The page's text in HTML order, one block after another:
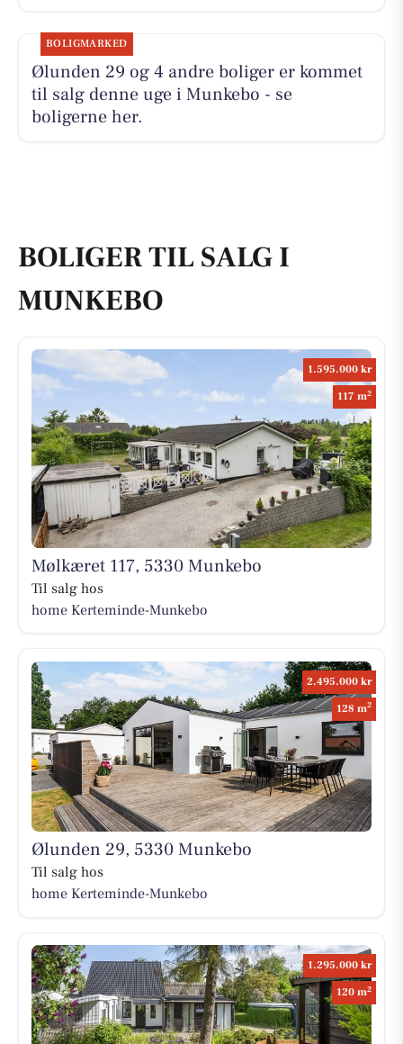
BOLIGMARKED
Ølunden 29 og 4 andre boliger er kommet
til salg denne uge i Munkebo - se
boligerne her.
BOLIGER TIL SALG I
MUNKEBO
1.595.000 kr
117 m2
Mølkæret 117, 5330 Munkebo
Til salg hos
home Kerteminde-Munkebo
2.495.000 kr
128 m2
Ølunden 29, 5330 Munkebo
Til salg hos
home Kerteminde-Munkebo
1.295.000 kr
120 m2